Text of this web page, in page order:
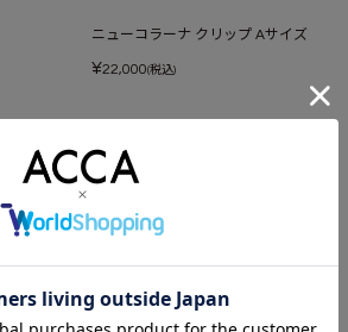
ニューコラーナ クリップ Aサイズ
¥22,000(税込)
最近見たアイテム